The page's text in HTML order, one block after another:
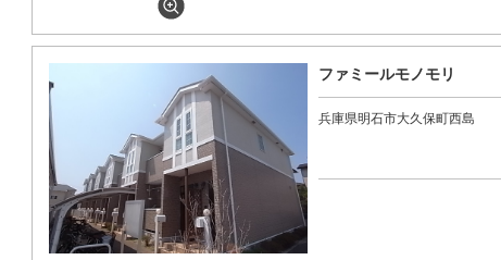
ファミールモノモリ
兵庫県明石市大久保町西島